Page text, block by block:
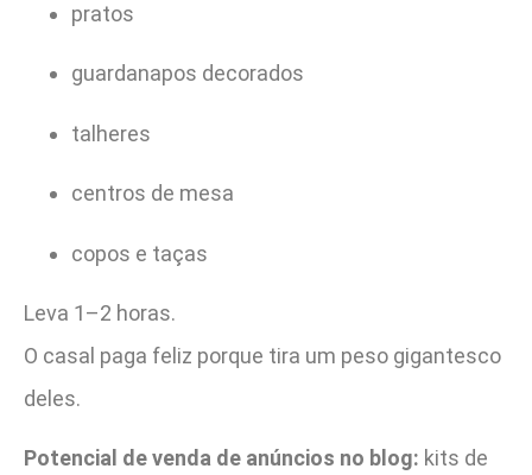
pratos
guardanapos decorados
talheres
centros de mesa
copos e taças
Leva 1–2 horas.
O casal paga feliz porque tira um peso gigantesco
deles.
Potencial de venda de anúncios no blog: kits de